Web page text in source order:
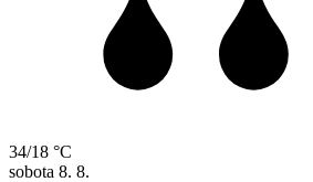
34/18 °C
sobota 8. 8.